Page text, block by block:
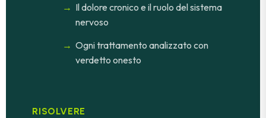
Il dolore cronico e il ruolo del sistema
nervoso
Ogni trattamento analizzato con
verdetto onesto
RISOLVERE